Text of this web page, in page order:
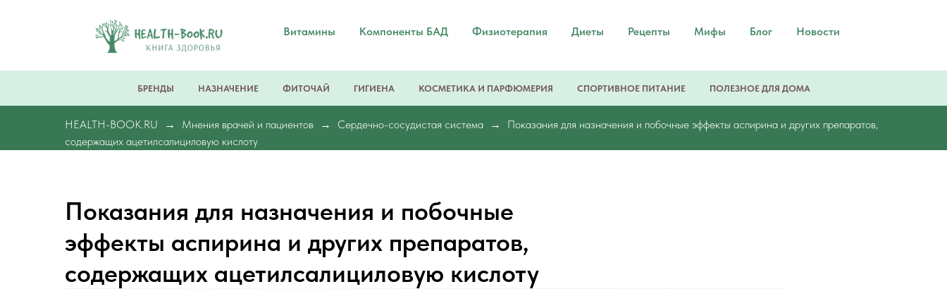
Витамины Компоненты БАД Физиотерапия Диеты Рецепты Мифы Блог Новости
БРЕНДЫ НАЗНАЧЕНИЕ ФИТОЧАЙ ГИГИЕНА КОСМЕТИКА И ПАРФЮМЕРИЯ СПОРТИВНОЕ ПИТАНИЕ ПОЛЕЗНОЕ ДЛЯ ДОМА
HEALTH-BOOK.RU Мнения врачей и пациентов Сердечно-сосудистая система
Показания для назначения и побочные эффекты аспирина и других препаратов,
содержащих ацетилсалициловую кислоту
Показания для назначения и побочные
эффекты аспирина и других препаратов,
содержащих ацетилсалициловую кислоту